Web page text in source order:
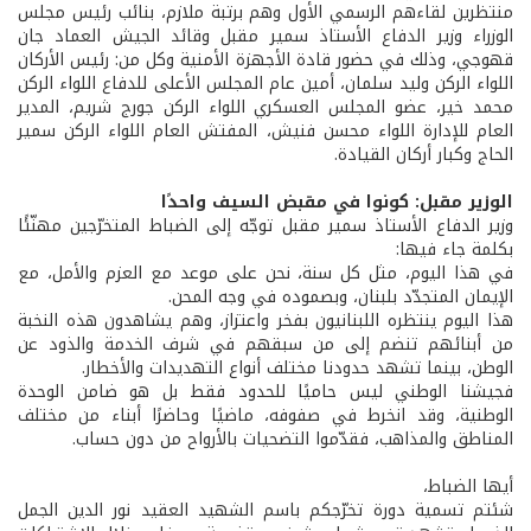
منتظرين لقاءهم الرسمي الأول وهم برتبة ملازم، بنائب رئيس مجلس
الوزراء وزير الدفاع الأستاذ سمير مقبل وقائد الجيش العماد جان
قهوجي، وذلك في حضور قادة الأجهزة الأمنية وكل من: رئيس الأركان
اللواء الركن وليد سلمان، أمين عام المجلس الأعلى للدفاع اللواء الركن
محمد خير، عضو المجلس العسكري اللواء الركن جورج شريم، المدير
العام للإدارة اللواء محسن فنيش، المفتش العام اللواء الركن سمير
الحاج وكبار أركان القيادة.
الوزير مقبل: كونوا في مقبض السيف واحدًا
وزير الدفاع الأستاذ سمير مقبل توجّه إلى الضباط المتخرّجين مهنّئًا
بكلمة جاء فيها:
في هذا اليوم، مثل كل سنة، نحن على موعد مع العزم والأمل، مع
الإيمان المتجدّد بلبنان، وبصموده في وجه المحن.
هذا اليوم ينتظره اللبنانيون بفخر واعتزاز، وهم يشاهدون هذه النخبة
من أبنائهم تنضم إلى من سبقهم في شرف الخدمة والذود عن
الوطن، بينما تشهد حدودنا مختلف أنواع التهديدات والأخطار.
فجيشنا الوطني ليس حاميًا للحدود فقط بل هو ضامن الوحدة
الوطنية، وقد انخرط في صفوفه، ماضيًا وحاضرًا أبناء من مختلف
المناطق والمذاهب، فقدّموا التضحيات بالأرواح من دون حساب.
أيها الضباط،
شئتم تسمية دورة تخرّجكم باسم الشهيد العقيد نور الدين الجمل